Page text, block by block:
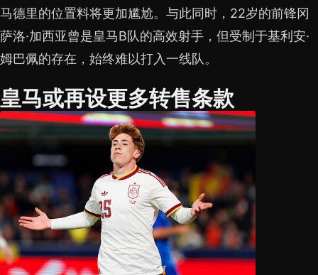
马德里的位置料将更加尴尬。与此同时，22岁的前锋冈
萨洛·加西亚曾是皇马B队的高效射手，但受制于基利安·
姆巴佩的存在，始终难以打入一线队。
皇马或再设更多转售条款